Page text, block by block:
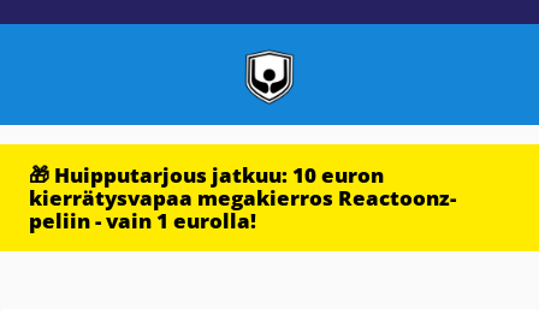
🎁 Huipputarjous jatkuu: 10 euron
kierrätysvapaa megakierros Reactoonz-
peliin - vain 1 eurolla!